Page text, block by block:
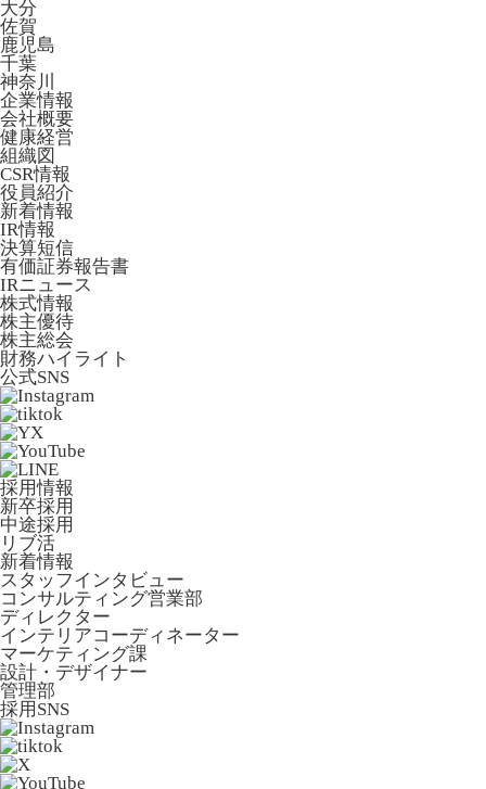
大分
佐賀
鹿児島
千葉
神奈川
企業情報
会社概要
健康経営
組織図
CSR情報
役員紹介
新着情報
IR情報
決算短信
有価証券報告書
IRニュース
株式情報
株主優待
株主総会
財務ハイライト
公式SNS
採用情報
新卒採用
中途採用
リブ活
新着情報
スタッフインタビュー
コンサルティング営業部
ディレクター
インテリアコーディネーター
マーケティング課
設計・デザイナー
管理部
採用SNS